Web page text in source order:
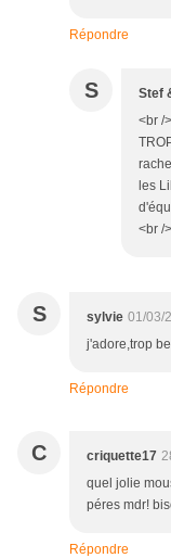
Répondre
S Stef
<br /
les
<br /
S sylvie 01/03/
j'adore,trop
Répondre
C criquette17
quel jolie
péres mdr!
Répondre